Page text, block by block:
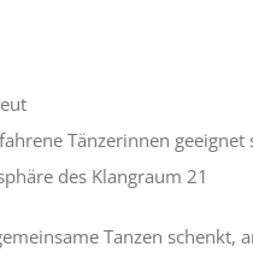
Tänzerinnen geeignet
des Klangraum 21
Tanzen schenkt,